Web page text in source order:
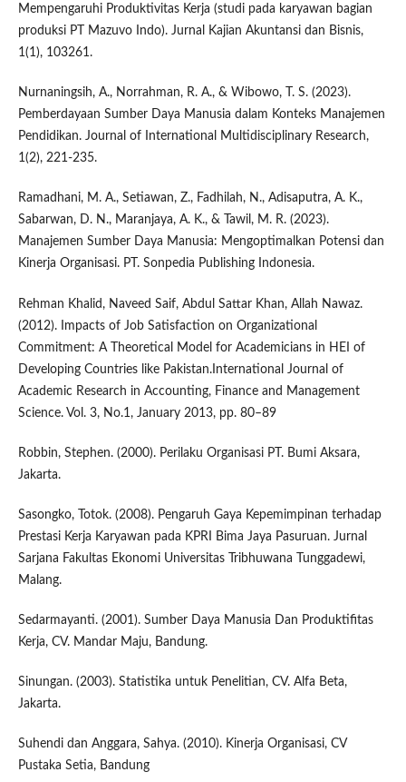
Mempengaruhi Produktivitas Kerja (studi pada karyawan bagian
produksi PT Mazuvo Indo). Jurnal Kajian Akuntansi dan Bisnis,
1(1), 103261.
Nurnaningsih, A., Norrahman, R. A., & Wibowo, T. S. (2023).
Pemberdayaan Sumber Daya Manusia dalam Konteks Manajemen
Pendidikan. Journal of International Multidisciplinary Research,
1(2), 221-235.
Ramadhani, M. A., Setiawan, Z., Fadhilah, N., Adisaputra, A. K.,
Sabarwan, D. N., Maranjaya, A. K., & Tawil, M. R. (2023).
Manajemen Sumber Daya Manusia: Mengoptimalkan Potensi dan
Kinerja Organisasi. PT. Sonpedia Publishing Indonesia.
Rehman Khalid, Naveed Saif, Abdul Sattar Khan, Allah Nawaz.
(2012). Impacts of Job Satisfaction on Organizational
Commitment: A Theoretical Model for Academicians in HEI of
Developing Countries like Pakistan.International Journal of
Academic Research in Accounting, Finance and Management
Science. Vol. 3, No.1, January 2013, pp. 80–89
Robbin, Stephen. (2000). Perilaku Organisasi PT. Bumi Aksara,
Jakarta.
Sasongko, Totok. (2008). Pengaruh Gaya Kepemimpinan terhadap
Prestasi Kerja Karyawan pada KPRI Bima Jaya Pasuruan. Jurnal
Sarjana Fakultas Ekonomi Universitas Tribhuwana Tunggadewi,
Malang.
Sedarmayanti. (2001). Sumber Daya Manusia Dan Produktifitas
Kerja, CV. Mandar Maju, Bandung.
Sinungan. (2003). Statistika untuk Penelitian, CV. Alfa Beta,
Jakarta.
Suhendi dan Anggara, Sahya. (2010). Kinerja Organisasi, CV
Pustaka Setia, Bandung